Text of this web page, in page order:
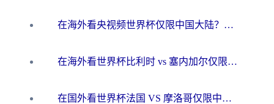
在海外看央视频世界杯仅限中国大陆？这篇指南帮你解锁中文解说+无卡顿直播
在海外看世界杯比利时 vs 塞内加尔仅限中国大陆？我找到了最流畅的中文解说之路
在国外看世界杯法国 VS 摩洛哥仅限中国大陆？海外党这样看中文解说赛事不卡顿